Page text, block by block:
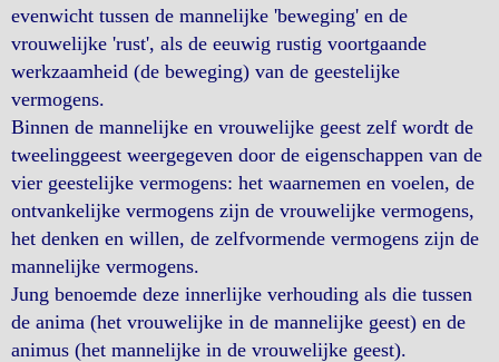
evenwicht tussen de mannelijke 'beweging' en de
vrouwelijke 'rust', als de eeuwig rustig voortgaande
werkzaamheid (de beweging) van de geestelijke
vermogens.
Binnen de mannelijke en vrouwelijke geest zelf wordt de
tweelinggeest weergegeven door de eigenschappen van de
vier geestelijke vermogens: het waarnemen en voelen, de
ontvankelijke vermogens zijn de vrouwelijke vermogens,
het denken en willen, de zelfvormende vermogens zijn de
mannelijke vermogens.
Jung benoemde deze innerlijke verhouding als die tussen
de anima (het vrouwelijke in de mannelijke geest) en de
animus (het mannelijke in de vrouwelijke geest).